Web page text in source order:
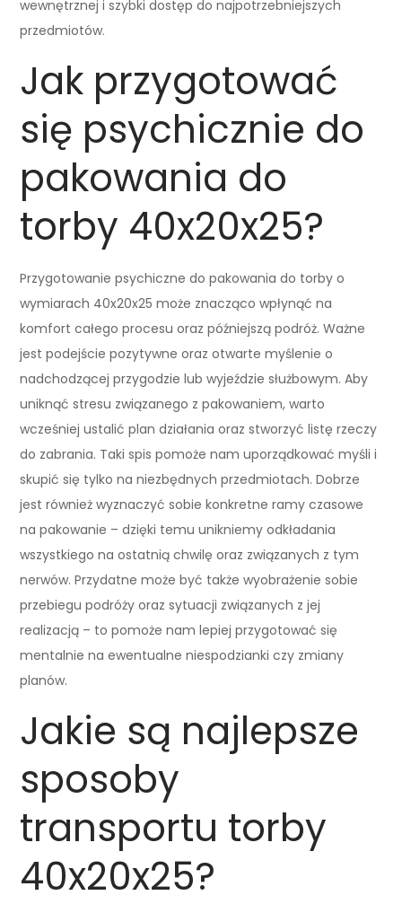
wewnętrznej i szybki dostęp do najpotrzebniejszych
przedmiotów.
Jak przygotować
się psychicznie do
pakowania do
torby 40x20x25?
Przygotowanie psychiczne do pakowania do torby o
wymiarach 40x20x25 może znacząco wpłynąć na
komfort całego procesu oraz późniejszą podróż. Ważne
jest podejście pozytywne oraz otwarte myślenie o
nadchodzącej przygodzie lub wyjeździe służbowym. Aby
uniknąć stresu związanego z pakowaniem, warto
wcześniej ustalić plan działania oraz stworzyć listę rzeczy
do zabrania. Taki spis pomoże nam uporządkować myśli i
skupić się tylko na niezbędnych przedmiotach. Dobrze
jest również wyznaczyć sobie konkretne ramy czasowe
na pakowanie – dzięki temu unikniemy odkładania
wszystkiego na ostatnią chwilę oraz związanych z tym
nerwów. Przydatne może być także wyobrażenie sobie
przebiegu podróży oraz sytuacji związanych z jej
realizacją – to pomoże nam lepiej przygotować się
mentalnie na ewentualne niespodzianki czy zmiany
planów.
Jakie są najlepsze
sposoby
transportu torby
40x20x25?